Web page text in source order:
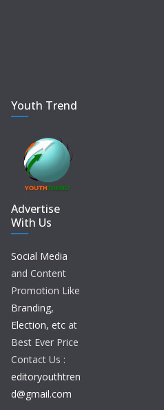
Youth Trend
Advertise
With Us
Social Media
and Content
Promotion Like
Branding,
Election, etc at
Best Ever Price
Contact Us :
editoryouthtren
d@gmail.com